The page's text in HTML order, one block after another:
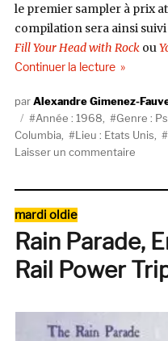
le premier sampler à prix
compilation sera ainsi suivi
Fill Your Head with Rockou
Continuer la lecturede « V/A,
AuteurAlexandre Gimenez-
Étiquettes
Année : 1968 Genre :
Columbia, Lieu : Etats Unis
Laisser un commentairesur
Turns
You
On
Catégories
mardi oldie
Rain Parade,
Rail Power